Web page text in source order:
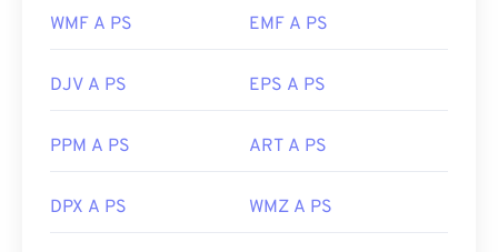
WMF A PS EMF A PS
DJV A PS EPS A PS
PPM A PS ART A PS
DPX A PS WMZ A PS